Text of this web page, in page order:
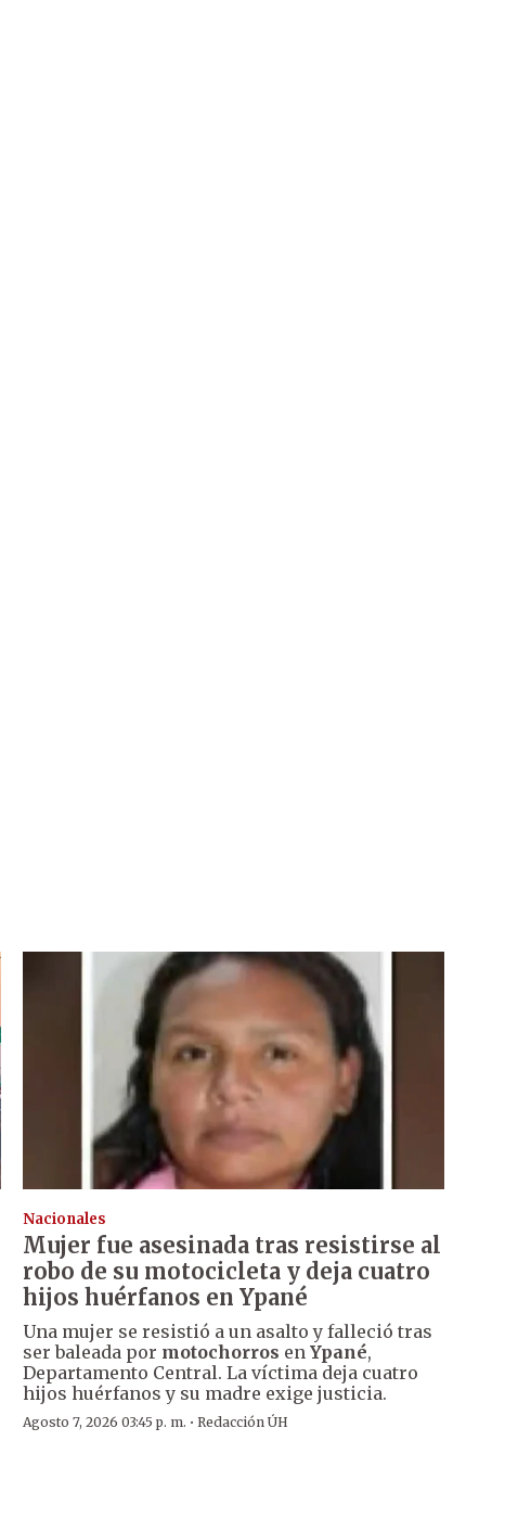
Nacionales
Mujer fue asesinada tras resistirse al
robo de su motocicleta y deja cuatro
hijos huérfanos en Ypané
Una mujer se resistió a un asalto y falleció tras
ser baleada por motochorros en Ypané,
Departamento Central. La víctima deja cuatro
hijos huérfanos y su madre exige justicia.
Agosto 7, 2026 03:45 p. m. · Redacción ÚH